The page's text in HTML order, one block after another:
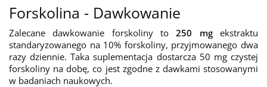
Forskolina - Dawkowanie
Zalecane dawkowanie forskoliny to 250 mg ekstraktu
standaryzowanego na 10% forskoliny, przyjmowanego dwa
razy dziennie. Taka suplementacja dostarcza 50 mg czystej
forskoliny na dobę, co jest zgodne z dawkami stosowanymi
w badaniach naukowych.